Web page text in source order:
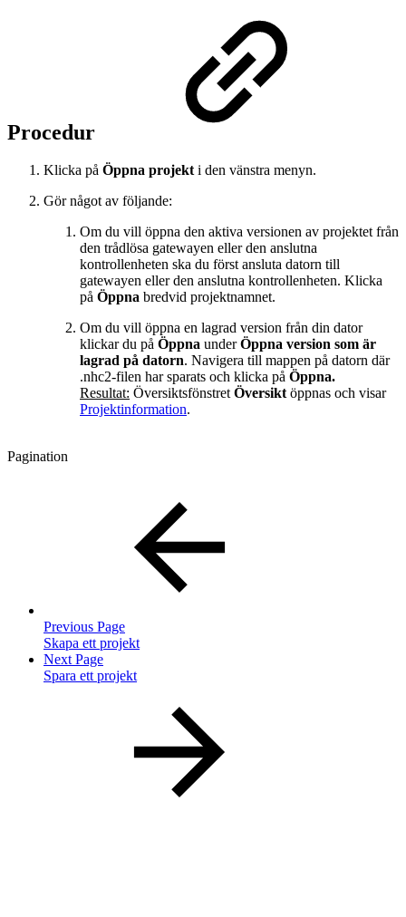
Procedur
Klicka på Öppna projekti den vänstra menyn.
Gör något av följande:
Om du vill öppna den aktiva versionen av projektet från
den trådlösa gatewayen eller den anslutna
kontrollenheten ska du först ansluta datorn till
gatewayen eller den anslutna kontrollenheten. Klicka
på Öppna bredvid projektnamnet.
Om du vill öppna en lagrad version från din dator
klickar du på Öppna underÖppna version som är
lagrad på datorn. Navigera till mappen på datorn där
.nhc2-filen har sparats och klicka på Öppna.
Resultat: ÖversiktsfönstretÖversiktöppnas och visar
Projektinformation.
Pagination
Previous Page
Skapa ett projekt
Next Page
Spara ett projekt